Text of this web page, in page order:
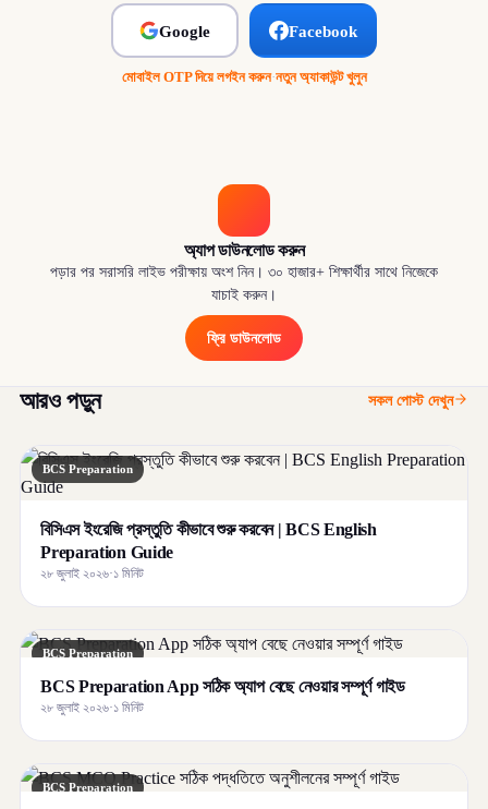
Google Facebook
মোবাইল OTP দিয়ে লগইন করুন·নতুন অ্যাকাউন্ট খুলুন
অ্যাপ ডাউনলোড করুন
পড়ার পর সরাসরি লাইভ পরীক্ষায় অংশ নিন। ৩০ হাজার+ শিক্ষার্থীর সাথে নিজেকে
যাচাই করুন।
ফ্রি ডাউনলোড
আরও পড়ুন সকল পোস্ট দেখুন
BCS Preparation
বিসিএস ইংরেজি প্রস্তুতি কীভাবে শুরু করবেন | BCS English
Preparation Guide
২৮ জুলাই ২০২৬·১ মিনিট
BCS Preparation
BCS Preparation App সঠিক অ্যাপ বেছে নেওয়ার সম্পূর্ণ গাইড
২৮ জুলাই ২০২৬·১ মিনিট
BCS Preparation